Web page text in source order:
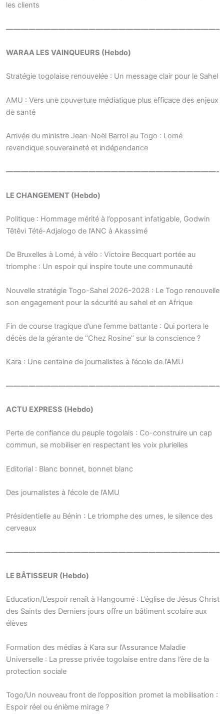
les clients
————————————————————————————–
WARAA LES VAINQUEURS (Hebdo)
Stratégie togolaise renouvelée : Un message clair pour le Sahel
AMU : Vers une couverture médiatique plus efficace des enjeux
de santé
Arrivée du ministre Jean-Noël Barrol au Togo : Lomé
revendique souveraineté et indépendance
————————————————————————————-
LE CHANGEMENT (Hebdo)
Politique : Hommage mérité à l’opposant infatigable, Godwin
Têtêvi Tété-Adjalogo de l’ANC à Akassimé
De Bruxelles à Lomé, à vélo : Victoire Becquart portée au
triomphe : Un espoir qui inspire toute une communauté
Nouvelle stratégie Togo-Sahel 2026-2028 : Le Togo renouvelle
son engagement pour la sécurité au sahel et en Afrique
Fin de course tragique d’une femme battante : Qui portera le
décès de la gérante de ‘’Chez Rosine’’ sur la conscience ?
Kara : Une centaine de journalistes à l’école de l’AMU
————————————————————————————–
ACTU EXPRESS (Hebdo)
Perte de confiance du peuple togolais : Co-construire un cap
commun, se mobiliser en respectant les voix plurielles
Editorial : Blanc bonnet, bonnet blanc
Des journalistes à l’école de l’AMU
Présidentielle au Bénin : Le triomphe des urnes, le silence des
cerveaux
————————————————————————————–
LE BÂTISSEUR (Hebdo)
Education/L’espoir renaît à Hangoumé : L’église de Jésus Christ
des Saints des Derniers jours offre un bâtiment scolaire aux
élèves
Formation des médias à Kara sur l’Assurance Maladie
Universelle : La presse privée togolaise entre dans l’ère de la
protection sociale
Togo/Un nouveau front de l’opposition promet la mobilisation :
Espoir réel ou énième mirage ?